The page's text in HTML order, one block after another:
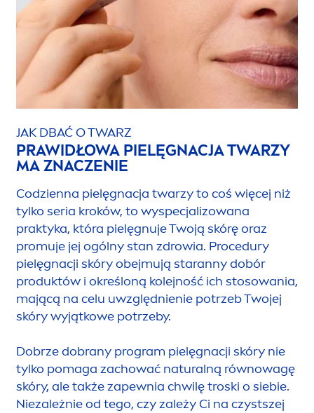
JAK DBAĆ O TWARZ
PRAWIDŁOWA PIELĘGNACJA TWARZY
MA ZNACZENIE
Codzienna pielęgnacja twarzy to coś więcej niż
tylko seria kroków, to wyspecjalizowana
praktyka, która pielęgnuje Twoją skórę oraz
promuje jej ogólny stan zdrowia. Procedury
pielęgnacji skóry obejmują staranny dobór
produktów i określoną kolejność ich stosowania,
mającą na celu uwzględnienie potrzeb Twojej
skóry wyjątkowe potrzeby.
Dobrze dobrany program pielęgnacji skóry nie
tylko pomaga zachować naturalną równowagę
skóry, ale także zapewnia chwilę troski o siebie.
Niezależnie od tego, czy zależy Ci na czystszej